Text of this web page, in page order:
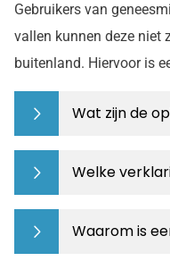
Gebruikers van
vallen kunnen deze niet
buitenland. Hiervoor is
Wat zijn de
Welke
Waarom is